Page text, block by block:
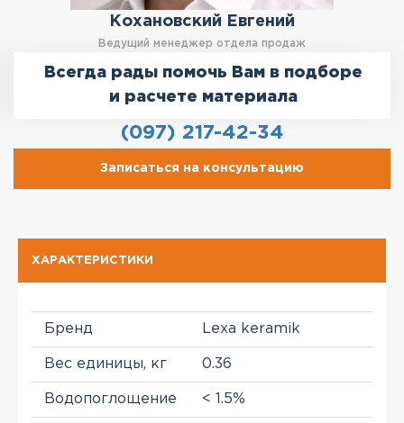
Кохановский Евгений
Ведущий менеджер отдела продаж
Всегда рады помочь Вам в подборе
и расчете материала
(097) 217-42-34
Записаться на консультацию
ХАРАКТЕРИСТИКИ
Бренд Lexa keramik
Вес единицы, кг 0.36
Водопоглощение < 1.5%